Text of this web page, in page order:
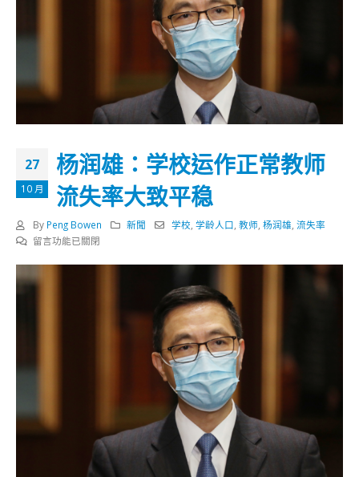
27
10 月
杨润雄：学校运作正常教师
流失率大致平稳
By Peng Bowen 新聞 学校 ,学龄人口 ,教师 ,杨润雄 ,流失率
在
雄：
师
流
留言功能已關閉